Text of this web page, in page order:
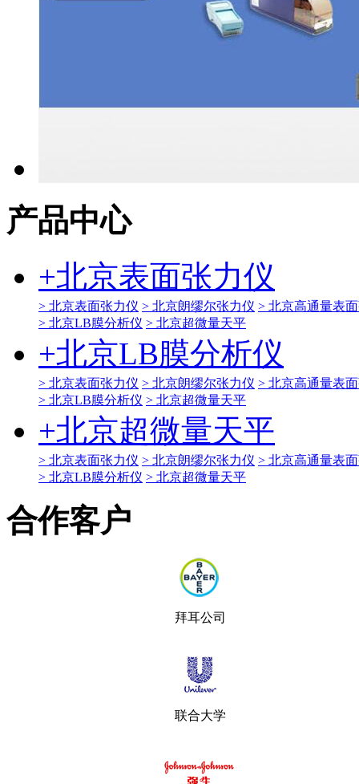
产品中心
+北京表面张力仪
> 北京表面张力仪 > 北京朗缪尔张力仪 > 北京高通量表
> 北京LB膜分析仪 > 北京超微量天平
+北京LB膜分析仪
> 北京表面张力仪 > 北京朗缪尔张力仪 > 北京高通量表
> 北京LB膜分析仪 > 北京超微量天平
+北京超微量天平
> 北京表面张力仪 > 北京朗缪尔张力仪 > 北京高通量表
> 北京LB膜分析仪 > 北京超微量天平
合作客户
拜耳公司
联合大学